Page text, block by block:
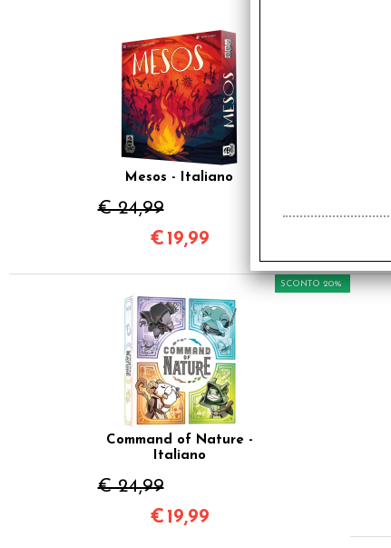
Mesos - Italiano
€ 24,99
€ 19,99
Command of Nature -
Italiano
€ 24,99
SCONTO 20%
€ 19,99